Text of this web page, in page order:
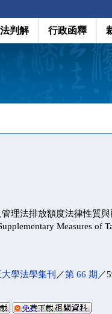
判解 行政函釋
理法排放額度法律性質與
Measures of
學法學集刊 ／第 66 期 ／